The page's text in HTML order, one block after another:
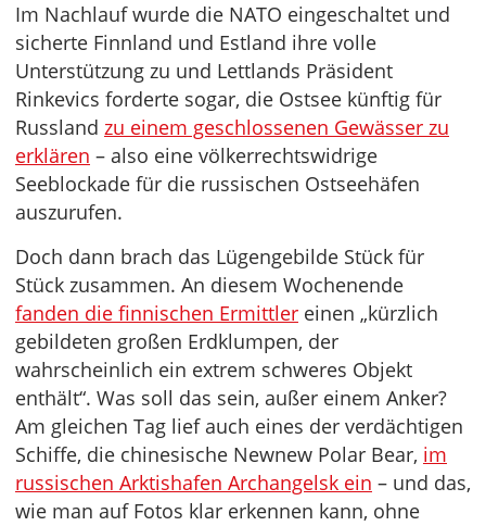
Im Nachlauf wurde die NATO eingeschaltet und
sicherte Finnland und Estland ihre volle
Unterstützung zu und Lettlands Präsident
Rinkevics forderte sogar, die Ostsee künftig für
Russland zu einem geschlossenen Gewässer zu
erklären – also eine völkerrechtswidrige
Seeblockade für die russischen Ostseehäfen
auszurufen.
Doch dann brach das Lügengebilde Stück für
Stück zusammen. An diesem Wochenende
fanden die finnischen Ermittler einen „kürzlich
gebildeten großen Erdklumpen, der
wahrscheinlich ein extrem schweres Objekt
enthält“. Was soll das sein, außer einem Anker?
Am gleichen Tag lief auch eines der verdächtigen
Schiffe, die chinesische Newnew Polar Bear, im
russischen Arktishafen Archangelsk ein – und das,
wie man auf Fotos klar erkennen kann, ohne